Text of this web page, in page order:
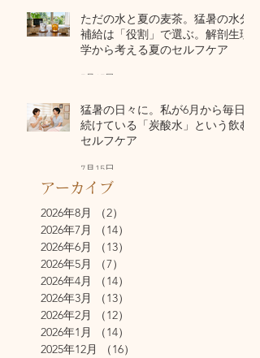
ただの水と夏の麦茶。猛暑の水分
補給は「役割」で選ぶ。解剖生理
学から考える夏のセルフケア
7月17日
猛暑の日々に。私が6月から毎日
続けている「炭酸水」という飲む
セルフケア
7月15日
アーカイブ
2026年8月
（2）
2026年7月
（14）
2026年6月
（13）
2026年5月
（7）
2026年4月
（14）
2026年3月
（13）
2026年2月
（12）
2026年1月
（14）
2025年12月
（16）